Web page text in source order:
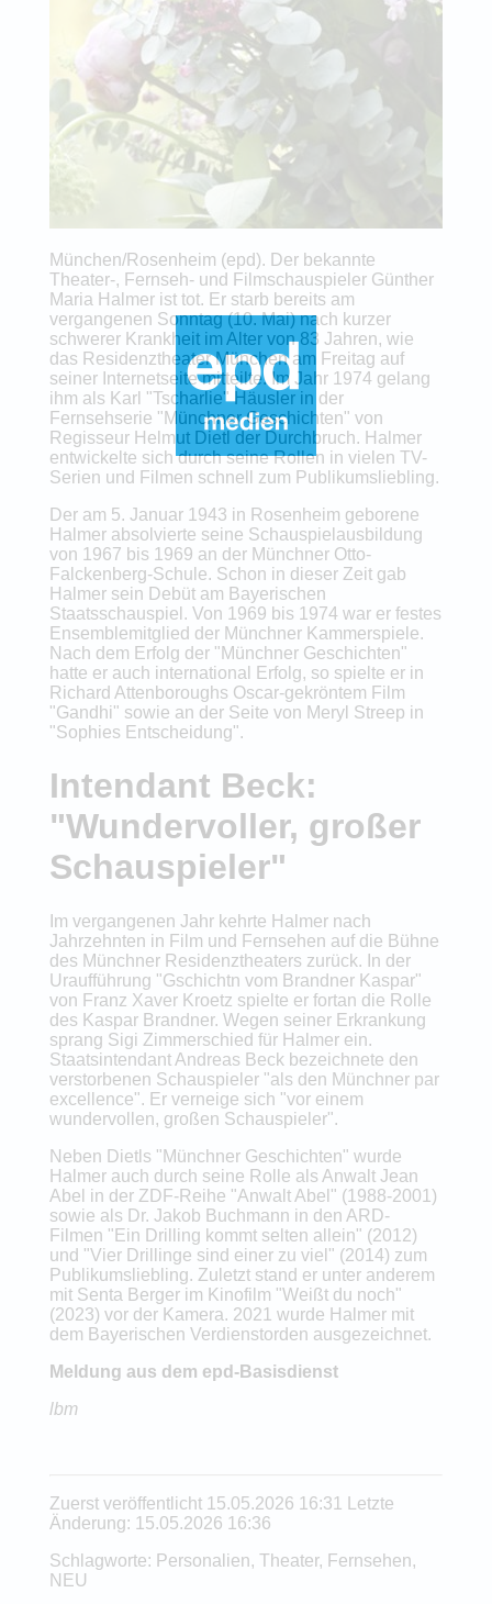
München/Rosenheim (epd). Der bekannte
Theater-, Fernseh- und Filmschauspieler Günther
Maria Halmer ist tot. Er starb bereits am
vergangenen Sonntag (10. Mai) nach kurzer
schwerer Krankheit im Alter von 83 Jahren, wie
das Residenztheater München am Freitag auf
seiner Internetseite mitteilte. Im Jahr 1974 gelang
ihm als Karl "Tscharlie" Häusler in der
Fernsehserie "Münchner Geschichten" von
Regisseur Helmut Dietl der Durchbruch. Halmer
entwickelte sich durch seine Rollen in vielen TV-
Serien und Filmen schnell zum Publikumsliebling.
Der am 5. Januar 1943 in Rosenheim geborene
Halmer absolvierte seine Schauspielausbildung
von 1967 bis 1969 an der Münchner Otto-
Falckenberg-Schule. Schon in dieser Zeit gab
Halmer sein Debüt am Bayerischen
Staatsschauspiel. Von 1969 bis 1974 war er festes
Ensemblemitglied der Münchner Kammerspiele.
Nach dem Erfolg der "Münchner Geschichten"
hatte er auch international Erfolg, so spielte er in
Richard Attenboroughs Oscar-gekröntem Film
"Gandhi" sowie an der Seite von Meryl Streep in
"Sophies Entscheidung".
Intendant Beck:
"Wundervoller, großer
Schauspieler"
Im vergangenen Jahr kehrte Halmer nach
Jahrzehnten in Film und Fernsehen auf die Bühne
des Münchner Residenztheaters zurück. In der
Uraufführung "Gschichtn vom Brandner Kaspar"
von Franz Xaver Kroetz spielte er fortan die Rolle
des Kaspar Brandner. Wegen seiner Erkrankung
sprang Sigi Zimmerschied für Halmer ein.
Staatsintendant Andreas Beck bezeichnete den
verstorbenen Schauspieler "als den Münchner par
excellence". Er verneige sich "vor einem
wundervollen, großen Schauspieler".
Neben Dietls "Münchner Geschichten" wurde
Halmer auch durch seine Rolle als Anwalt Jean
Abel in der ZDF-Reihe "Anwalt Abel" (1988-2001)
sowie als Dr. Jakob Buchmann in den ARD-
Filmen "Ein Drilling kommt selten allein" (2012)
und "Vier Drillinge sind einer zu viel" (2014) zum
Publikumsliebling. Zuletzt stand er unter anderem
mit Senta Berger im Kinofilm "Weißt du noch"
(2023) vor der Kamera. 2021 wurde Halmer mit
dem Bayerischen Verdienstorden ausgezeichnet.
Meldung aus dem epd-Basisdienst
lbm
Zuerst veröffentlicht 15.05.2026 16:31 Letzte
Änderung: 15.05.2026 16:36
Schlagworte: Personalien, Theater, Fernsehen,
NEU